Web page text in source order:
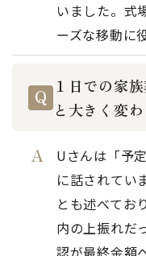
いました。式
ーズな移動に
１日での家
と大きく変
Uさんは「予
に話されてい
とも述べてお
内の上振れだ
認が最終金額